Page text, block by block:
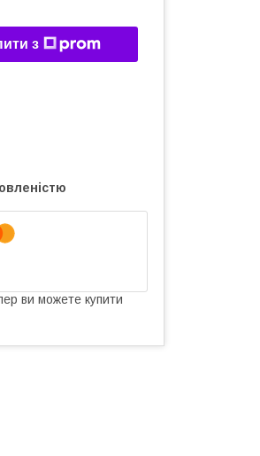
з
ви можете купити